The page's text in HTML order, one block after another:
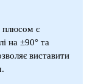
плюсом є
на ±90° та
виставити